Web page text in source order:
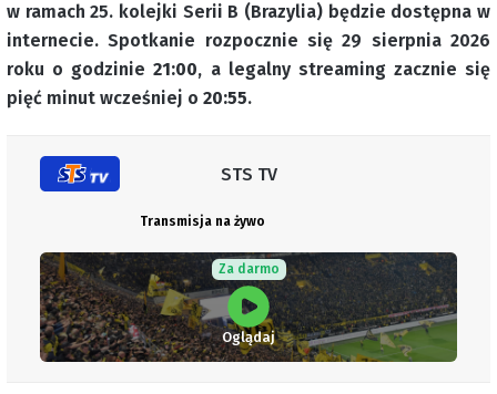
w ramach 25. kolejki Serii B (Brazylia) będzie dostępna w
internecie. Spotkanie rozpocznie się 29 sierpnia 2026
roku o godzinie21:00, a legalny streaming zacznie się
pięć minut wcześniej o 20:55.
STS TV
Transmisja na żywo
Za darmo
Oglądaj